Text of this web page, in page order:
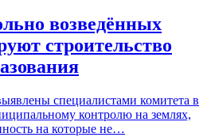
возведённых
строительство
специалистами комитета в
контролю на землях,
на которые не…